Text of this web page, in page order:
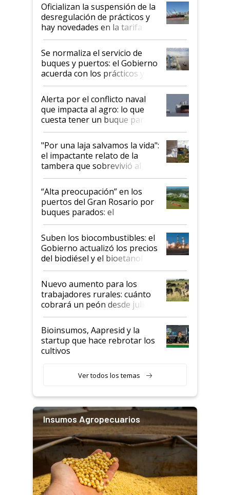
Oficializan la suspensión de la
desregulación de prácticos y
hay novedades en la tarifa de
la hidrovía
Se normaliza el servicio de
buques y puertos: el Gobierno
acuerda con los prácticos y
suspende el decreto de
desregulación
Alerta por el conflicto naval
que impacta al agro: lo que
cuesta tener un buque parado
y el peligro de que Argentina
pase a ser "país sucio"
"Por una laja salvamos la vida":
el impactante relato de la
tambera que sobrevivió al
tornado
“Alta preocupación” en los
puertos del Gran Rosario por
buques parados: el
funcionamiento de las
exportadoras en tensión tras
la medida de fuerza de los
prácticos
Suben los biocombustibles: el
Gobierno actualizó los precios
del biodiésel y el bioetanol
Nuevo aumento para los
trabajadores rurales: cuánto
cobrará un peón desde julio
Bioinsumos, Aapresid y la
startup que hace rebrotar los
cultivos
Ver todos los temas
Insumos Agropecuarios